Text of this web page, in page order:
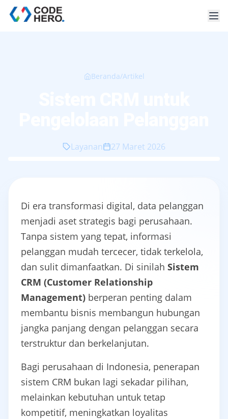
Beranda/Artikel
Layanan 27 Maret 2026
Di era transformasi digital, data pelanggan
menjadi aset strategis bagi perusahaan.
Tanpa sistem yang tepat, informasi
pelanggan mudah tercecer, tidak terkelola,
dan sulit dimanfaatkan. Di sinilah Sistem
CRM (Customer Relationship
Management) berperan penting dalam
membantu bisnis membangun hubungan
jangka panjang dengan pelanggan secara
terstruktur dan berkelanjutan.
Bagi perusahaan di Indonesia, penerapan
sistem CRM bukan lagi sekadar pilihan,
melainkan kebutuhan untuk tetap
kompetitif, meningkatkan loyalitas